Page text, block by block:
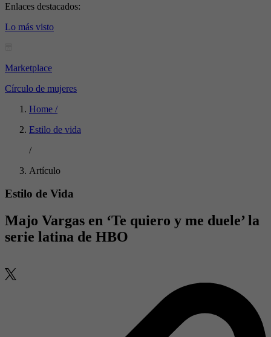
Enlaces destacados:
Lo más visto
Marketplace
Círculo de mujeres
Home /
Estilo de vida
/
Artículo
Estilo de Vida
Majo Vargas en ‘Te quiero y me duele’ la
serie latina de HBO